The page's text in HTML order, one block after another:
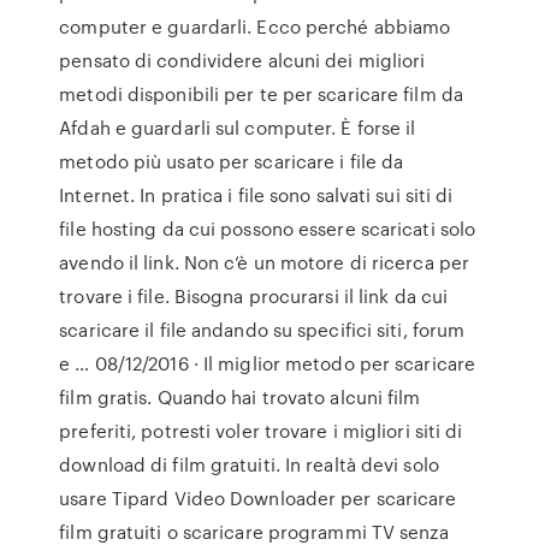
computer e guardarli. Ecco perché abbiamo
pensato di condividere alcuni dei migliori
metodi disponibili per te per scaricare film da
Afdah e guardarli sul computer. È forse il
metodo più usato per scaricare i file da
Internet. In pratica i file sono salvati sui siti di
file hosting da cui possono essere scaricati solo
avendo il link. Non c’è un motore di ricerca per
trovare i file. Bisogna procurarsi il link da cui
scaricare il file andando su specifici siti, forum
e … 08/12/2016 · Il miglior metodo per scaricare
film gratis. Quando hai trovato alcuni film
preferiti, potresti voler trovare i migliori siti di
download di film gratuiti. In realtà devi solo
usare Tipard Video Downloader per scaricare
film gratuiti o scaricare programmi TV senza